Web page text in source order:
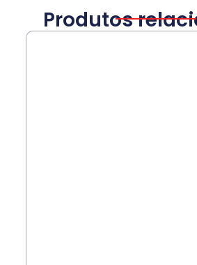
Produtos